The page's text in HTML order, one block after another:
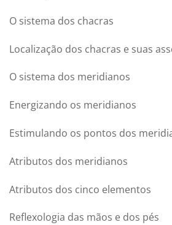
O sistema dos chacras
Localização dos chacras e suas
O sistema dos meridianos
Energizando os meridianos
Estimulando os pontos dos
Atributos dos meridianos
Atributos dos cinco elementos
Reflexologia das mãos e dos pés